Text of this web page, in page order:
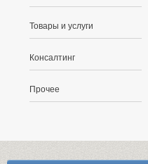
Товары и услуги
Консалтинг
Прочее